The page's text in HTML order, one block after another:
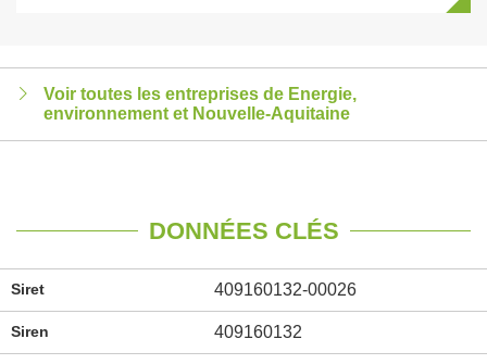
Voir toutes les entreprises de Energie,
environnement et Nouvelle-Aquitaine
DONNÉES CLÉS
Siret 409160132-00026
Siren 409160132